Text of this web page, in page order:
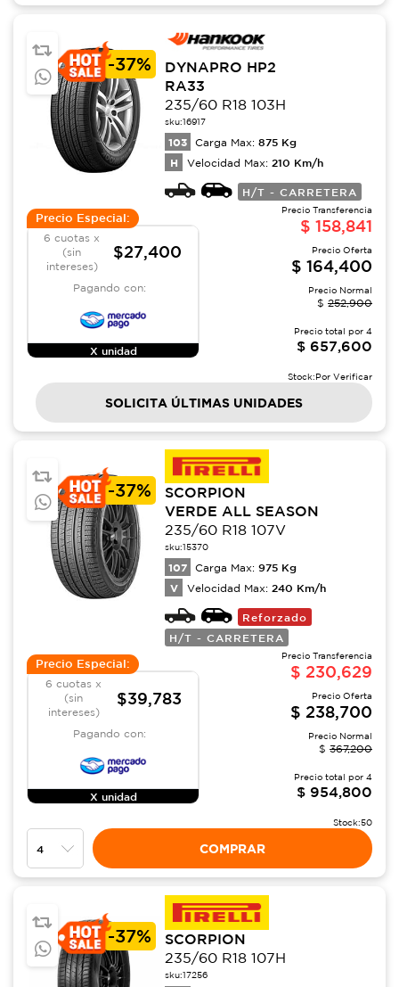
-37%
DYNAPRO HP2
RA33
235/60 R18 103H
sku:16917
103 Carga Max: 875 Kg
H Velocidad Max: 210 Km/h
H/T - CARRETERA
Precio Especial:
6 cuotas x
(sin
intereses)
$27,400
Pagando con:
X unidad
Precio Transferencia
$ 158,841
Precio Oferta
$ 164,400
Precio Normal
$ 252,900
Precio total por 4
$ 657,600
Stock:Por Verificar
SOLICITA ÚLTIMAS UNIDADES
-37%
SCORPION
VERDE ALL SEASON
235/60 R18 107V
sku:15370
107 Carga Max: 975 Kg
V Velocidad Max: 240 Km/h
Reforzado
H/T - CARRETERA
Precio Especial:
6 cuotas x
(sin
intereses)
$39,783
Pagando con:
X unidad
Precio Transferencia
$ 230,629
Precio Oferta
$ 238,700
Precio Normal
$ 367,200
Precio total por 4
$ 954,800
Stock:50
COMPRAR
-37%
SCORPION
235/60 R18 107H
sku:17256